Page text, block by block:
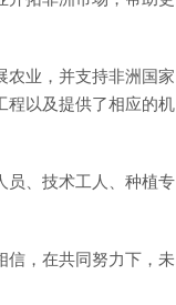
农业，并支持非洲国家
程以及提供了相应的机
员、技术工人、种植专
信，在共同努力下，未